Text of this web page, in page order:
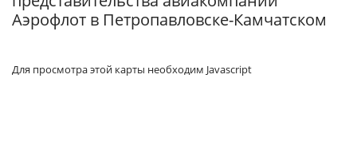
Аэрофлот в Петропавловске-Камчатском
Для просмотра этой карты необходим Javascript